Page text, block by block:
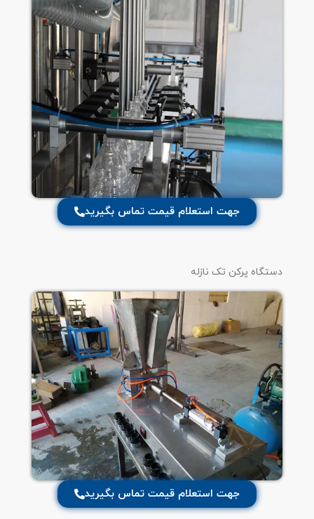
جهت استعلام قیمت تماس بگیرید
دستگاه پرکن تک نازله
جهت استعلام قیمت تماس بگیرید